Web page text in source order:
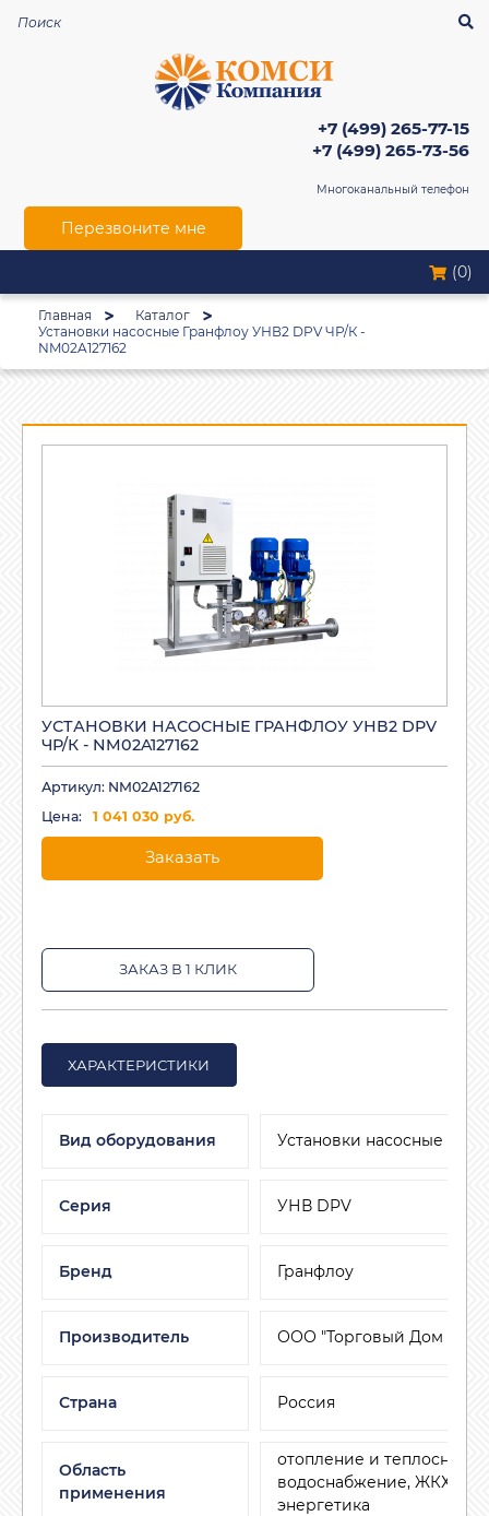
+7 (499) 265-77-15
+7 (499) 265-73-56
Многоканальный телефон
Перезвоните мне
(0)
Главная
Каталог
Установки насосные Гранфлоу УНВ2 DPV ЧР/К -
NM02A127162
УСТАНОВКИ НАСОСНЫЕ ГРАНФЛОУ УНВ2 DPV
ЧР/К - NM02A127162
Артикул: NM02A127162
Цена:
1 041 030 руб.
Заказать
ЗАКАЗ В 1 КЛИК
ХАРАКТЕРИСТИКИ
Вид оборудования Установки насосные
Серия УНВ DPV
Бренд Гранфлоу
Производитель ООО "Торговый Дом АДЛ"
Страна Россия
Область
применения
отопление и
водоснабжение, ЖКХ,
энергетика